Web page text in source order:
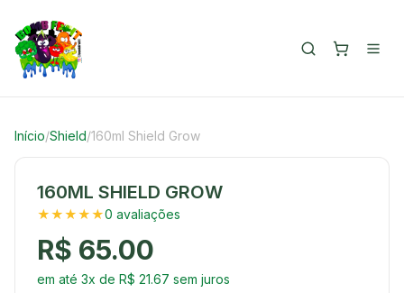
Início/Shield/160ml Shield Grow
160ML SHIELD GROW
★★★★★0 avaliações
R$ 65.00
em até 3x de R$ 21.67 sem juros